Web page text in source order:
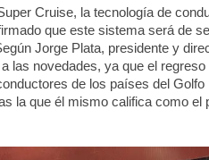
Cruise, la tecnología de
que este sistema será de
Jorge Plata, presidente y
las novedades, ya que el
de los países del
la que él mismo califica como